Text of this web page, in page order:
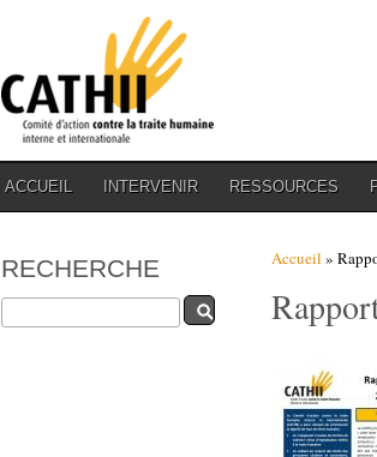
ACCUEIL INTERVENIR RESSOURCES
RECHERCHE
Rechercher
Vous
Accueil »